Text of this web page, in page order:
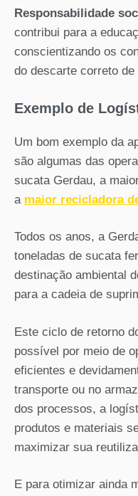
Responsabilidade
contribui para a
conscientizando os
do descarte correto
Exemplo de
Um bom exemplo da
são algumas das
sucata Gerdau, a
a maior recicladora
Todos os anos, a
toneladas de sucata
destinação ambiental
para a cadeia de
Este ciclo de retorno
possível por meio de
eficientes e
transporte ou no
dos processos, a
produtos e materiais
maximizar sua
E para otimizar ainda